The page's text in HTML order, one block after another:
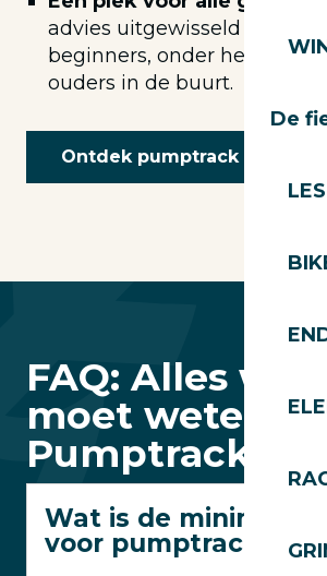
De
advies uitgewisseld tussen
beginners, onder het
ouders in de buurt.
Ontdek pumptrack
FAQ: Alles wat
moet weten
Pumptracks
Wat is de
voor pumptrack?